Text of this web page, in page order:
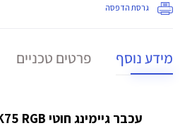
גרסת הדפסה
מידע נוסף פרטים טכניים
עכבר גיימינג חוטי K75 RGB